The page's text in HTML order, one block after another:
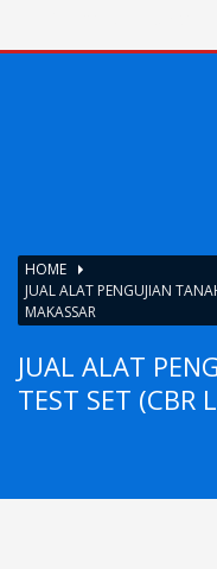
HOME
JUAL ALAT PENGUJIAN
MAKASSAR
JUAL ALAT
TEST SET (CBR